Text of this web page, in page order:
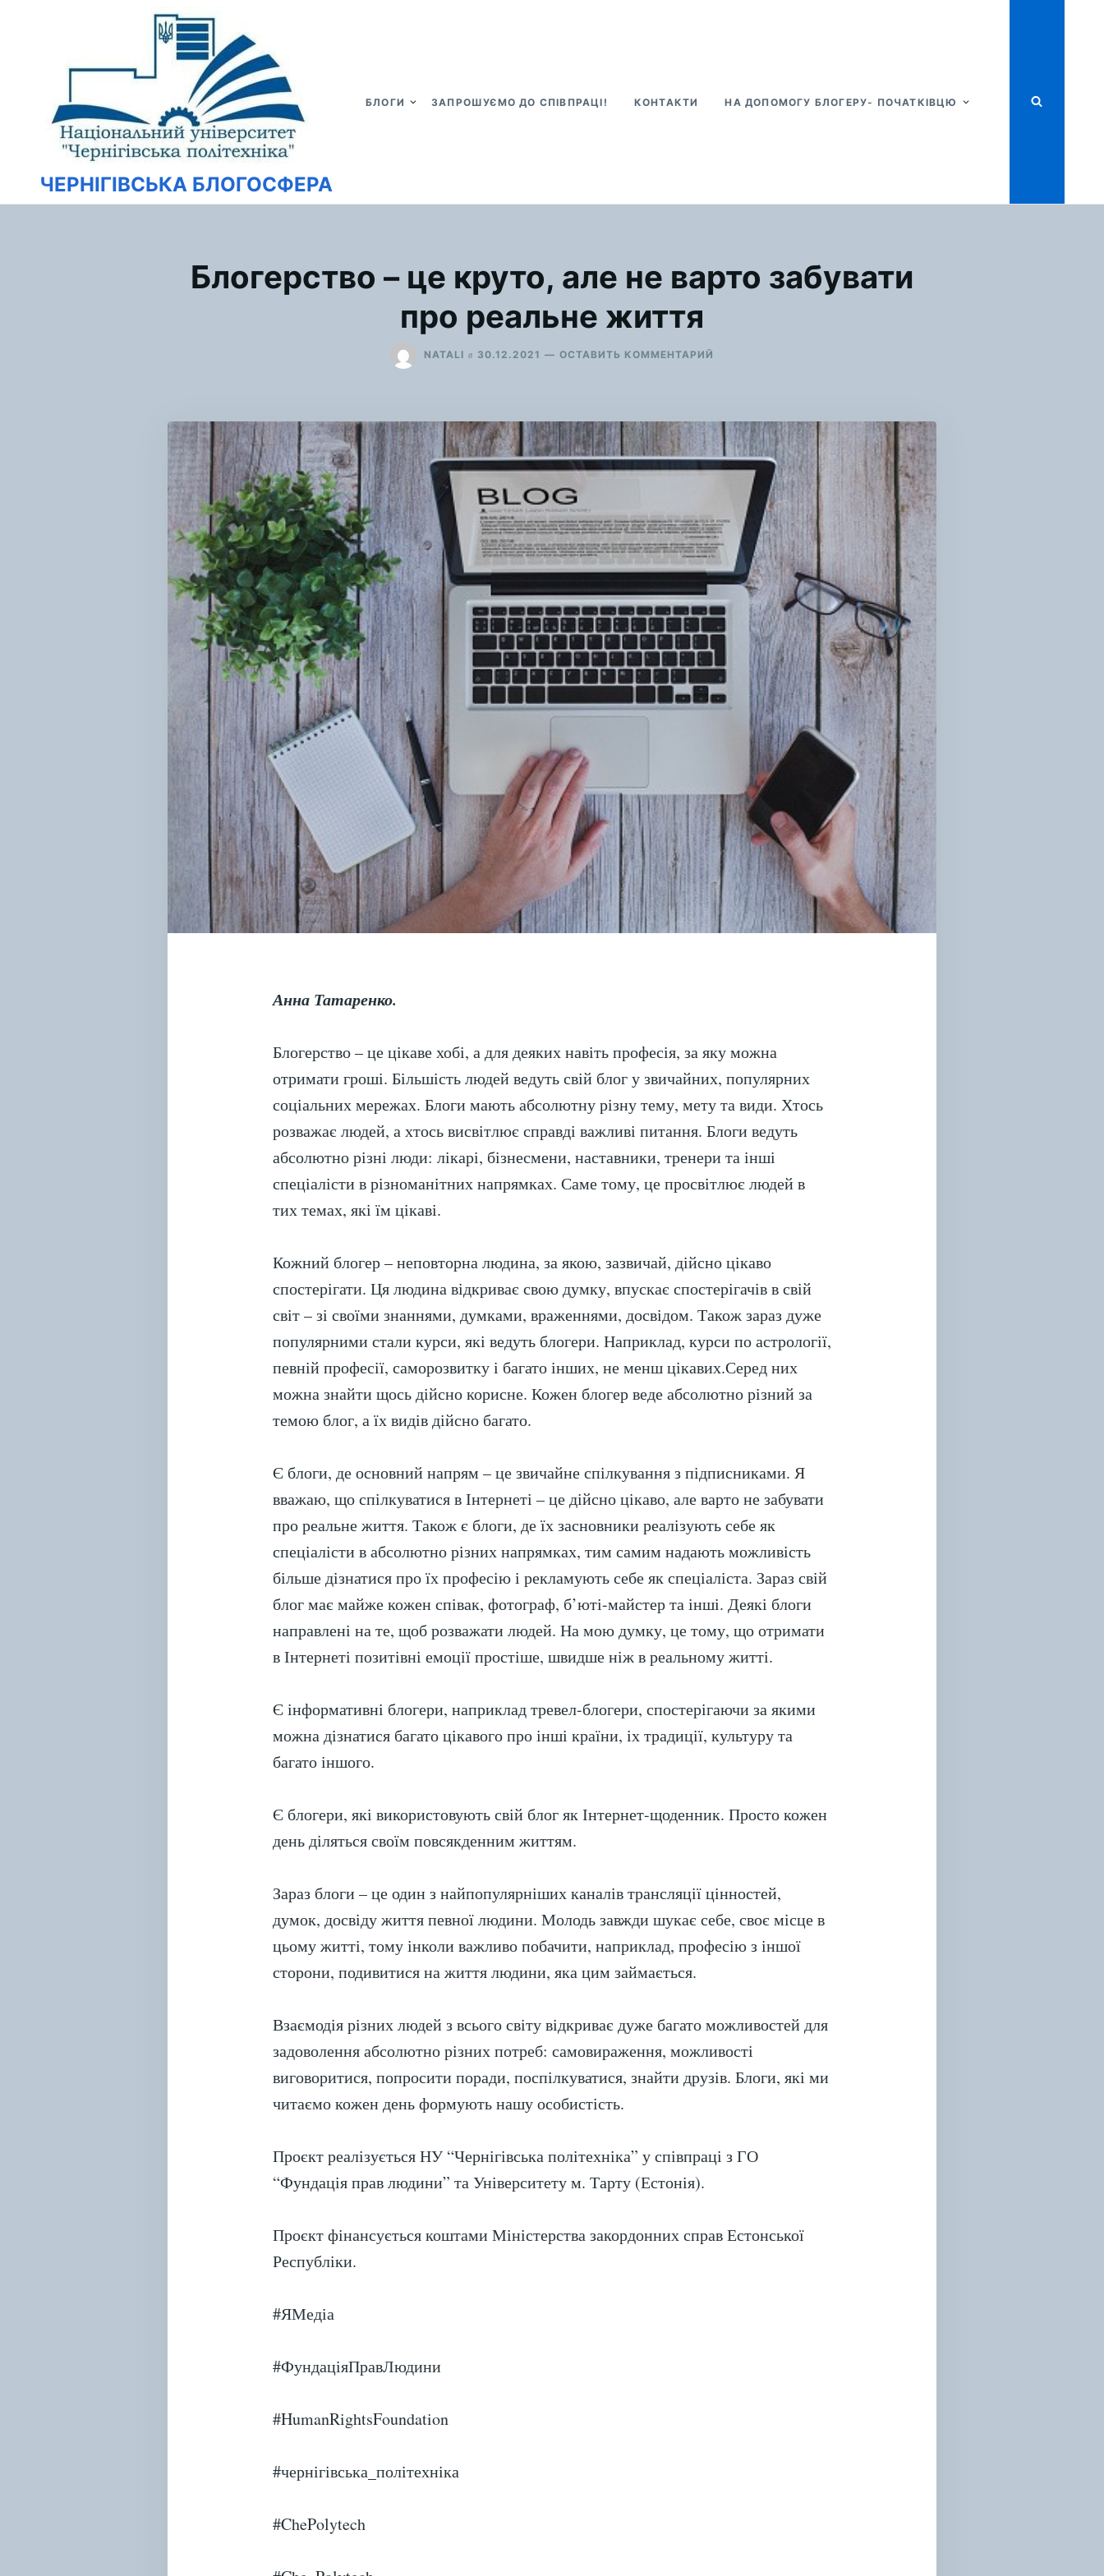
содержимому
ЧЕРНІГІВСЬКА БЛОГОСФЕРА
БЛОГИ ЗАПРОШУЄМО ДО СПІВПРАЦІ! КОНТАКТИ НА ДОПОМОГУ БЛОГЕРУ- ПОЧАТКІВЦЮ
Блогерство – це круто, але не варто забувати
про реальне життя
NATALI в 30.12.2021 ОСТАВИТЬ КОММЕНТАРИЙ
АЛЕ
НЕ
ВАРТО
ЗАБУВАТИ
РЕАЛЬНЕ
ЖИТТЯ
Анна Татаренко.
Блогерство – це цікаве хобі, а для деяких навіть професія, за яку можна
отримати гроші. Більшість людей ведуть свій блог у звичайних, популярних
соціальних мережах. Блоги мають абсолютну різну тему, мету та види. Хтось
розважає людей, а хтось висвітлює справді важливі питання. Блоги ведуть
абсолютно різні люди: лікарі, бізнесмени, наставники, тренери та інші
спеціалісти в різноманітних напрямках. Саме тому, це просвітлює людей в
тих темах, які їм цікаві.
Кожний блогер – неповторна людина, за якою, зазвичай, дійсно цікаво
спостерігати. Ця людина відкриває свою думку, впускає спостерігачів в свій
світ – зі своїми знаннями, думками, враженнями, досвідом. Також зараз дуже
популярними стали курси, які ведуть блогери. Наприклад, курси по астрології,
певній професії, саморозвитку і багато інших, не менш цікавих.Серед них
можна знайти щось дійсно корисне. Кожен блогер веде абсолютно різний за
темою блог, а їх видів дійсно багато.
Є блоги, де основний напрям – це звичайне спілкування з підписниками. Я
вважаю, що спілкуватися в Інтернеті – це дійсно цікаво, але варто не забувати
про реальне життя. Також є блоги, де їх засновники реалізують себе як
спеціалісти в абсолютно різних напрямках, тим самим надають можливість
більше дізнатися про їх професію і рекламують себе як спеціаліста. Зараз свій
блог має майже кожен співак, фотограф, б’юті-майстер та інші. Деякі блоги
направлені на те, щоб розважати людей. На мою думку, це тому, що отримати
в Інтернеті позитівні емоції простіше, швидше ніж в реальному житті.
Є інформативні блогери, наприклад тревел-блогери, спостерігаючи за якими
можна дізнатися багато цікавого про інші країни, іх традиції, культуру та
багато іншого.
Є блогери, які використовують свій блог як Інтернет-щоденник. Просто кожен
день діляться своїм повсякденним життям.
Зараз блоги – це один з найпопулярніших каналів трансляції цінностей,
думок, досвіду життя певної людини. Молодь завжди шукає себе, своє місце в
цьому житті, тому інколи важливо побачити, наприклад, професію з іншої
сторони, подивитися на життя людини, яка цим займається.
Взаємодія різних людей з всього світу відкриває дуже багато можливостей для
задоволення абсолютно різних потреб: самовираження, можливості
виговоритися, попросити поради, поспілкуватися, знайти друзів. Блоги, які ми
читаємо кожен день формують нашу особистість.
Проєкт реалізується НУ “Чернігівська політехніка” у співпраці з ГО
“Фундація прав людини” та Університету м. Тарту (Естонія).
Проєкт фінансується коштами Міністерства закордонних справ Естонської
Республіки.
#ЯМедіа
#ФундаціяПравЛюдини
#HumanRightsFoundation
#чернігівська_політехніка
#ChePolytech